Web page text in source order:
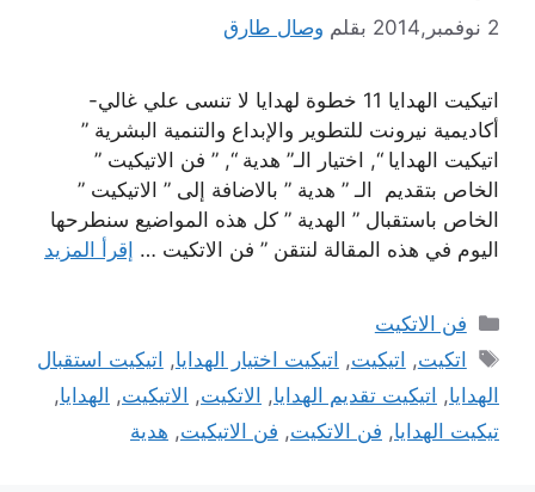
2 نوفمبر,2014 بقلم وصال طارق
اتيكيت الهدايا 11 خطوة لهدايا لا تنسى علي غالي-
أكاديمية نيرونت للتطوير والإبداع والتنمية البشرية ”
اتيكيت الهدايا “, اختيار الـ” هدية “, ” فن الاتيكيت ”
الخاص بتقديم الـ ” هدية ” بالاضافة إلى ” الاتيكيت ”
الخاص باستقبال ” الهدية ” كل هذه المواضيع سنطرحها
اليوم في هذه المقالة لنتقن ” فن الاتكيت … إقرأ المزيد
التصنيفات
فن الاتكيت
الوسوم
اتكيت, اتيكيت, اتيكيت اختيار الهدايا, اتيكيت استقبال
الهدايا, اتيكيت تقديم الهدايا, الاتكيت, الاتيكيت, الهدايا,
تيكيت الهدايا, فن الاتكيت, فن الاتيكيت, هدية